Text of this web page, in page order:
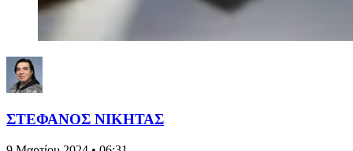
ΣΤΕΦΑΝΟΣ ΝΙΚΗΤΑΣ